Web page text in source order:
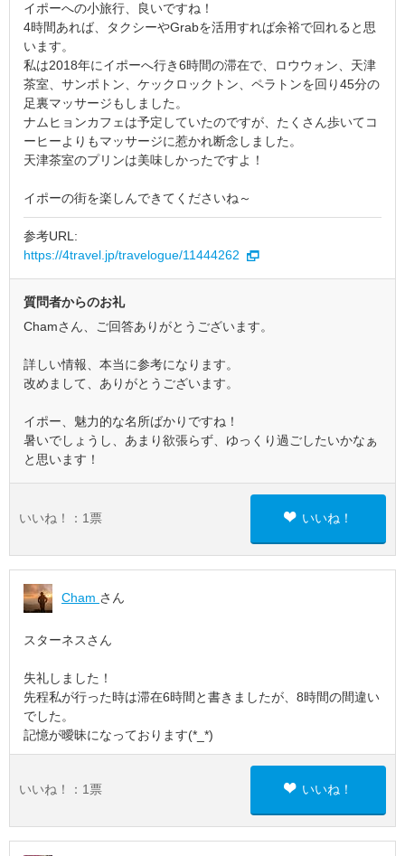
イポーへの小旅行、良いですね！
4時間あれば、タクシーやGrabを活用すれば余裕で回れると思
います。
私は2018年にイポーへ行き6時間の滞在で、ロウウォン、天津
茶室、サンポトン、ケックロックトン、ペラトンを回り45分の
足裏マッサージもしました。
ナムヒョンカフェは予定していたのですが、たくさん歩いてコ
ーヒーよりもマッサージに惹かれ断念しました。
天津茶室のプリンは美味しかったですよ！
イポーの街を楽しんできてくださいね～
参考URL:
https://4travel.jp/travelogue/11444262
質問者からのお礼
Chamさん、ご回答ありがとうございます。
詳しい情報、本当に参考になります。
改めまして、ありがとうございます。
イポー、魅力的な名所ばかりですね！
暑いでしょうし、あまり欲張らず、ゆっくり過ごしたいかなぁ
と思います！
いいね！： 1 票 いいね！
Cham さん
スターネスさん
失礼しました！
先程私が行った時は滞在6時間と書きましたが、8時間の間違い
でした。
記憶が曖昧になっております(⁠*⁠_⁠*⁠)
いいね！： 1 票 いいね！